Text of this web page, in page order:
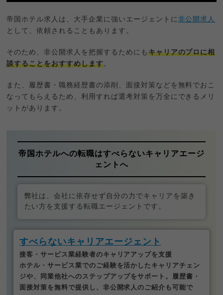
帝国ホテル求人は、大手企業に強いエージェントに非公開求人
として、依頼されることもあります。
そのため、非公開求人を把握するためにも キャリアのプロに相
談することをおすすめします。
また、履歴書・職務経歴書の添削、面接対策などを無料でおこ
なってもらえるため、利用すれば選考対策を万全にできるメリ
ットがあります。
帝国ホテルへの転職はすべらないキャリアエージ
ェントへ
弊社は、会社に依存せず自分の力でキャリアを築き
たい方を支援する転職エージェントです。
すべらないキャリアエージェント
接客・サービス業経験者のキャリアアップを支援
ホテル・サービス業でのご経験を活かしたキャリアチェン
ジや、同業他社へのステップアップをサポート。履歴書・
面接対策を無料で提供し、非公開求人のご紹介も可能で